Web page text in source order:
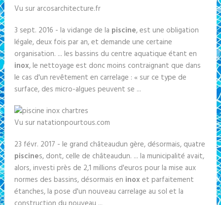
Vu sur arcosarchitecture.fr
3 sept. 2016 - la vidange de la piscine, est une obligation
légale, deux fois par an, et demande une certaine
organisation. ... les bassins du centre aquatique étant en
inox, le nettoyage est donc moins contraignant que dans
le cas d'un revêtement en carrelage : « sur ce type de
surface, des micro-algues peuvent se ...
Vu sur natationpourtous.com
23 févr. 2017 - le grand châteaudun gère, désormais, quatre
piscines, dont, celle de châteaudun. ... la municipalité avait,
alors, investi près de 2,1 millions d'euros pour la mise aux
normes des bassins, désormais en inox et parfaitement
étanches, la pose d'un nouveau carrelage au sol et la